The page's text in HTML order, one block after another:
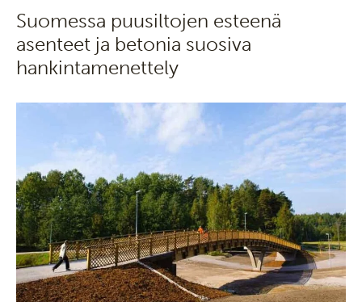
Suomessa puusiltojen esteenä
asenteet ja betonia suosiva
hankintamenettely